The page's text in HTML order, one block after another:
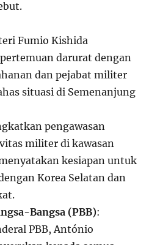
Fumio Kishida
darurat dengan
dan pejabat militer
situasi di Semenanjung
pengawasan
militer di kawasan
kesiapan untuk
Korea Selatan dan
Bangsa (PBB):
PBB, António